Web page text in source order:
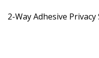
2-Way Adhesive